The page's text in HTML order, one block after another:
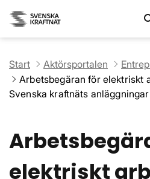
Start Aktörsportalen
Arbetsbegäran för elektriskt
Svenska kraftnäts anläggningar
elektriskt